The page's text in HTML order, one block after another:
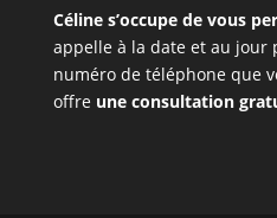
Céline s’occupe de vous
appelle à la date et au jour
numéro de téléphone que
offre une consultation